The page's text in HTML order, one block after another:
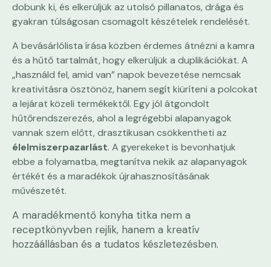
dobunk ki, és elkerüljük az utolsó pillanatos, drága és
gyakran túlságosan csomagolt készételek rendelését.
A bevásárlólista írása közben érdemes átnézni a kamra
és a hűtő tartalmát, hogy elkerüljük a duplikációkat. A
„használd fel, amid van” napok bevezetése nemcsak
kreativitásra ösztönöz, hanem segít kiüríteni a polcokat
a lejárat közeli termékektől. Egy jól átgondolt
hűtőrendszerezés, ahol a legrégebbi alapanyagok
vannak szem előtt, drasztikusan csökkentheti az
élelmiszerpazarlást. A gyerekeket is bevonhatjuk
ebbe a folyamatba, megtanítva nekik az alapanyagok
értékét és a maradékok újrahasznosításának
művészetét.
A maradékmentő konyha titka nem a
receptkönyvben rejlik, hanem a kreatív
hozzáállásban és a tudatos készletezésben.